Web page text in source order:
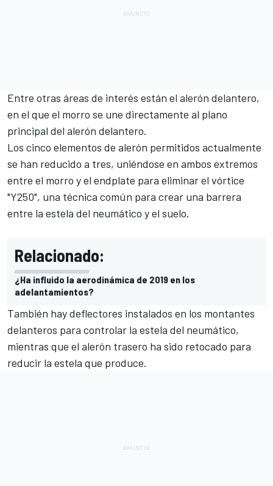
Entre otras áreas de interés están el alerón delantero,
en el que el morro se une directamente al plano
principal del alerón delantero.
Los cinco elementos de alerón permitidos actualmente
se han reducido a tres, uniéndose en ambos extremos
entre el morro y el endplate para eliminar el vórtice
"Y250", una técnica común para crear una barrera
entre la estela del neumático y el suelo.
Relacionado:
¿Ha influido la aerodinámica de 2019 en los
adelantamientos?
También hay deflectores instalados en los montantes
delanteros para controlar la estela del neumático,
mientras que el alerón trasero ha sido retocado para
reducir la estela que produce.